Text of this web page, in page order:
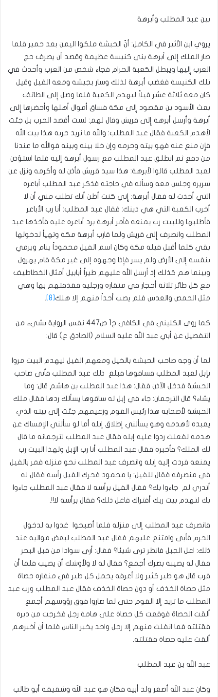
بين عبد المطلب وأبرهة
يروي ابن الأثير في الكامل: أنّ الحبشة ملكوا اليمن بعد حمير فلما
صار الملك إِلى أبرهة بنى كنيسة عظيمة وقصد أن يصرف حج
العرب إِليها ويبطل الكعبة الحرام فجاء شخص من العرب وأحدث في
تلك الكنيسة فغضب أبرهة لذلك وسار بجيشه ومعه الفيل وقيل
كان معه ثلاثة عشر فيلاً ليهدم الكعبة فلما وصل إِلى الطائف
بعث الأسود بن مقصود إِلى مكة فساق أموال أهلها وأحضرها إِلى
أبرهة وأرسل أبرهة إِلى قريش وقال لهم‏:‏ لست أقصد الحرب بل جئت
لأهدم الكعبة فقال عبد المطلب‏:‏ والله ما نريد حربه هذا بيت الله
فإِن منع عنه فهو بيته وحرمه وإن خلا بينه وبينه فوالله ما عندنا
من دفع ثم انطلق عبد المطلب مع رسول أبرهة إليه فلما استؤذن
لعبد المطلب قالوا لأبرهة‏:‏ هذا سيد قريش فأذن له وأكرمه ونزل عن
سريره وجلس معه وسأله في حاجته فذكر عبد المطلب أباعره
التي أخذت له فقال أبرهة‏:‏ إِني كنت أظن أنك تطلب مني أن لا
أخرب الكعبة التي هي دينك‏:‏ فقال عبد المطلب‏:‏ أنا رب الأباعر
فأطلبها وللبيت رب يمنعه فأمر أبرهة برد أباعره عليه فأخذها عبد
المطلب وانصرف إِلى قريش ولما قارب أبرهة مكة وتهيأ لدخولها
بقي كلما أقبل فيله مكة وكان اسم الفيل محموداً ينام ويرمي
بنفسه إِلى الأرض ولم يسر فإِذا وجهوه إلى غير مكة قام يهرول
وبينما هم كذلك إذ أرسل الله عليهم طيراً أبابيل أمثال الخطاطيف
مع كل طائر ثلاثة أحجار في منقاره ورجليه فقذفتهم بها وهي
مثل الحمص والعدس فلم يصب أحداً منهم إلا هلك[8]
‏.
كما روي الكليني في الكافي ج1 ص447 نفس الرواية بشيء من
التفصيل عن أبي عبد الله عليه السلام (الصادق ع) قال:
لما أن وجه صاحب الحبشة بالخيل ومعهم الفيل ليهدم البيت مروا
بإبل لعبد المطلب فساقوها فبلغ ذلك عبد المطلب فأتى صاحب
الحبشة فدخل الآذن فقال: هذا عبد المطلب بن هاشم قال: وما
يشاء؟ قال الترجمان: جاء في إبل له ساقوها يسألك ردها فقال ملك
الحبشة لأصحابه هذا رئيس القوم وزعيمهم جئت إلى بيته الذي
يعبده لأهدمه وهو يسألني إطلاق إبله أما لو سألني الإمساك عن
هدمه لفعلت ردوا عليه إبله فقال عبد المطلب لترجمانه ما قال
لك الملك؟ فأخبره فقال عبد المطلب أنا رب الإبل ولهذا البيت رب
يمنعه فردت إليه إبله وانصرف عبد المطلب نحو منزله فمر بالفيل
في منصرفه فقال للفيل: يا محمود فحرك الفيل رأسه فقال له
أتدري لم جاءوا بك؟ فقال الفيل برأسه لا فقال عبد المطلب جاءوا
بك لتهدم بيت ربك أفتراك فاعل ذلك؟ فقال برأسه لا!!.
فانصرف عبد المطلب إلى منزله فلما أصبحوا غدوا به لدخول
الحرم فأبى وامتنع عليهم فقال عبد المطلب لبعض مواليه عند
ذلك: اعل الجبل فانظر ترى شيئا؟ فقال: أرى سوادا من قبل البحر
فقال له يصيبه بصرك أجمع؟ فقال له لا ولأوشك أن يصيب فلما أن
قرب قال هو طير كثير ولا أعرفه يحمل كل طير في منقاره حصاة
مثل حصاة الخذف أو دون حصاة الخذف فقال عبد المطلب ورب عبد
المطلب ما تريد إلا القوم حتى لما صاروا فوق رؤوسهم أجمع
ألقت الحصاة فوقعت كل حصاة على هامة رجل فخرجت من دبره
فقتلته فما انفلت منهم إلا رجل واحد يخبر الناس فلما أن أخبرهم
ألقت عليه حصاة فقتلته.
عبد الله بن عبد المطلب
وكان عبد الله أصغر ولد أبيه فكان هو عبد الله وشقيقه أبو طالب